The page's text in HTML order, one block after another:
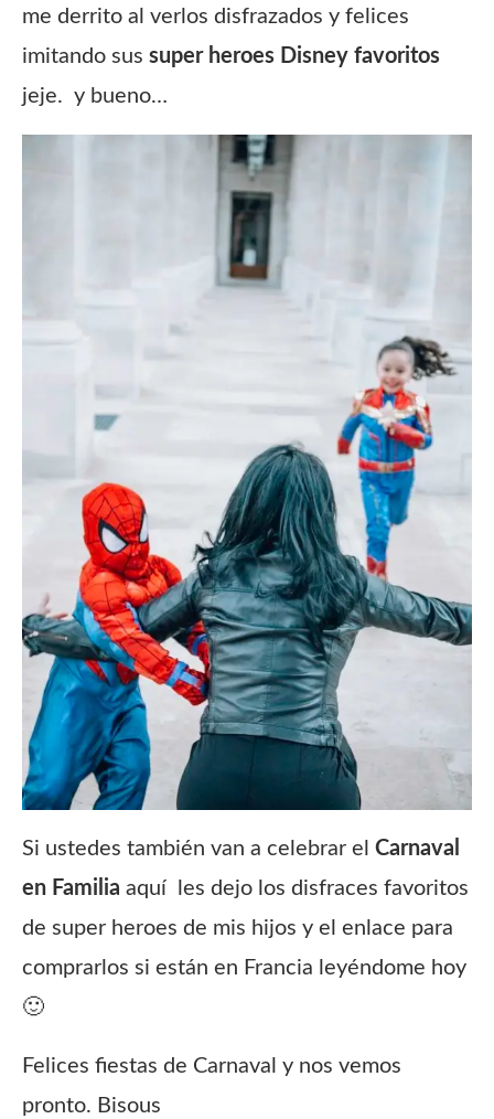
me derrito al verlos disfrazados y felices
imitando sus super heroes Disney favoritos
jeje. y bueno…
Si ustedes también van a celebrar el Carnaval
en Familia aquí les dejo los disfraces favoritos
de super heroes de mis hijos y el enlace para
comprarlos si están en Francia leyéndome hoy
🙂
Felices fiestas de Carnaval y nos vemos
pronto. Bisous